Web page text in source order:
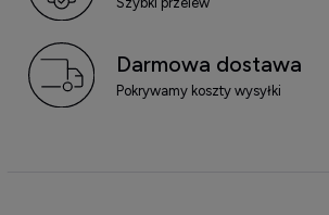
Darmowa dostawa
Pokrywamy koszty wysyłki